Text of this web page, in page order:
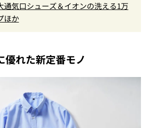
通気口シューズ＆イオンの洗える1万
ほか
優れた新定番モノ